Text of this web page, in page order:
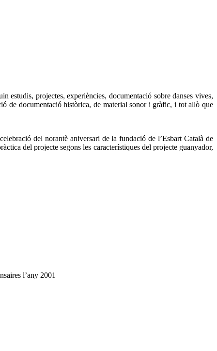
estudis, projectes, experiències, documentació sobre danses vives,
de documentació històrica, de material sonor i gràfic, i tot allò que
del norantè aniversari de la fundació de l’Esbart Català de
del projecte segons les característiques del projecte guanyador,
l’any 2001